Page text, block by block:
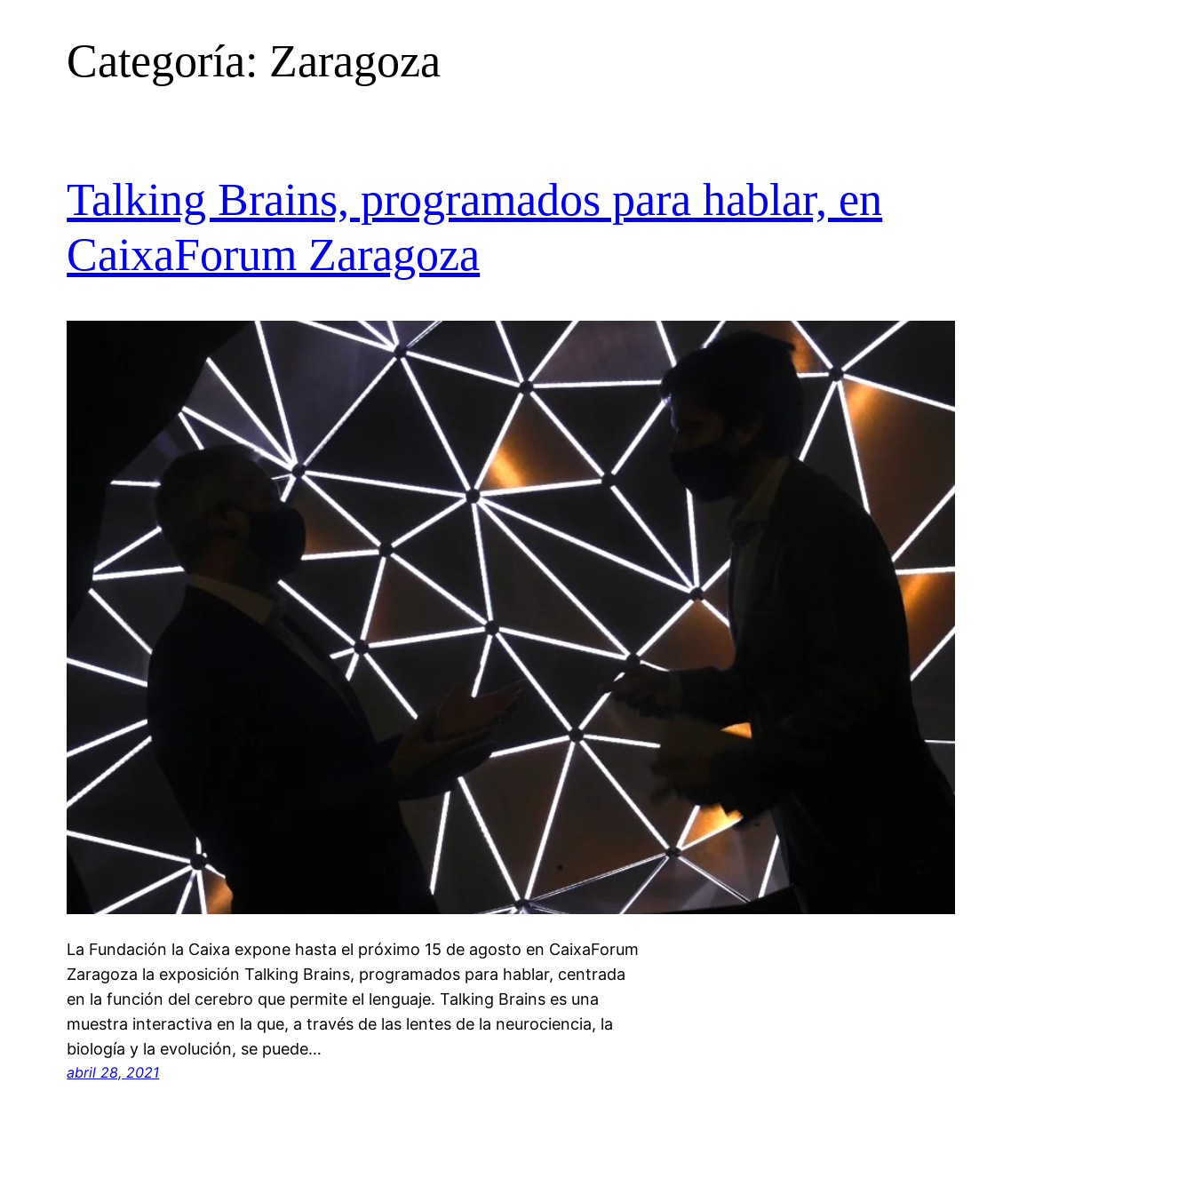
Categoría: Zaragoza
Talking Brains, programados para hablar, en
CaixaForum Zaragoza
La Fundación la Caixa expone hasta el próximo 15 de agosto en CaixaForum
Zaragoza la exposición Talking Brains, programados para hablar, centrada
en la función del cerebro que permite el lenguaje. Talking Brains es una
muestra interactiva en la que, a través de las lentes de la neurociencia, la
biología y la evolución, se puede…
abril 28, 2021